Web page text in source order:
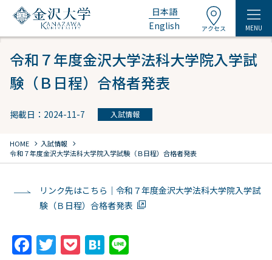
日本語
English
アクセス MENU
令和７年度金沢大学法科大学院入学試
験（Ｂ日程）合格者発表
掲載日：2024-11-7 入試情報
HOME chevron_right 入試情報 chevron_right
令和７年度金沢大学法科大学院入学試験（Ｂ日程）合格者発表
リンク先はこちら｜令和７年度金沢大学法科大学院入学試
験（Ｂ日程）合格者発表
F T P H